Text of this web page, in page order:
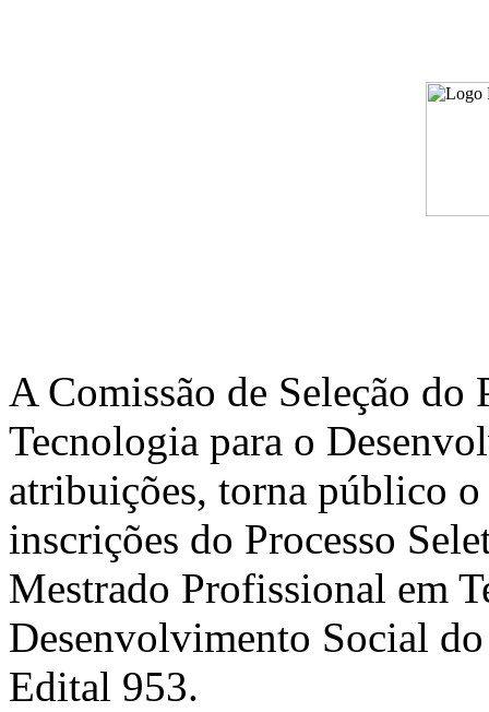
A Comissão de Seleção do
Tecnologia para o
atribuições, torna público
inscrições do Processo
Mestrado Profissional em
Desenvolvimento Social
Edital 953.